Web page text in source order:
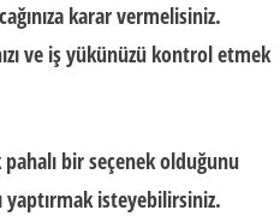
karar vermelisiniz.
ve iş yükünüzü kontrol etmek
bir seçenek olduğunu
yaptırmak isteyebilirsiniz.